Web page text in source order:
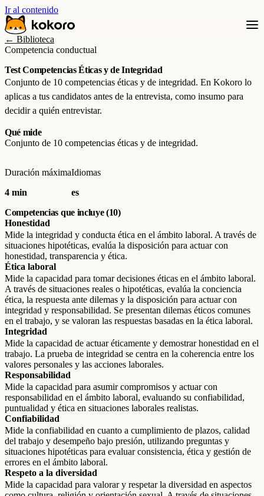
Ir al contenido
← Biblioteca
Competencia conductual
Test Competencias Éticas y de Integridad
Conjunto de 10 competencias éticas y de integridad. En Kokoro lo
aplicas a tus candidatos antes de la entrevista, como insumo para
decidir a quién entrevistar.
Qué mide
Conjunto de 10 competencias éticas y de integridad.
Duración máxima
4 min
Idiomas
es
Competencias que incluye (10)
Honestidad
Mide la integridad y conducta ética en el ámbito laboral. A través de
situaciones hipotéticas, evalúa la disposición para actuar con
honestidad, transparencia y ética.
Ética laboral
Mide la capacidad para tomar decisiones éticas en el ámbito laboral.
A través de situaciones reales o hipotéticas, evalúa la conciencia
ética, la respuesta ante dilemas y la disposición para actuar con
integridad y responsabilidad. Se presentan dilemas éticos comunes
en el trabajo, y se valoran las respuestas basadas en la ética laboral.
Integridad
Mide la capacidad de actuar éticamente y demostrar honestidad en el
trabajo. La prueba de integridad se centra en la coherencia entre los
valores personales y las acciones laborales.
Responsabilidad
Mide la capacidad para asumir compromisos y actuar con
responsabilidad en el ámbito laboral, evaluando su confiabilidad,
puntualidad y ética en situaciones laborales realistas.
Confiabilidad
Mide la confiabilidad en cuanto a cumplimiento de plazos, calidad
del trabajo y desempeño bajo presión, utilizando preguntas y
situaciones hipotéticas para evaluar consistencia, ética y gestión de
errores en el ámbito laboral.
Respeto a la diversidad
Mide la capacidad para valorar y respetar la diversidad en aspectos